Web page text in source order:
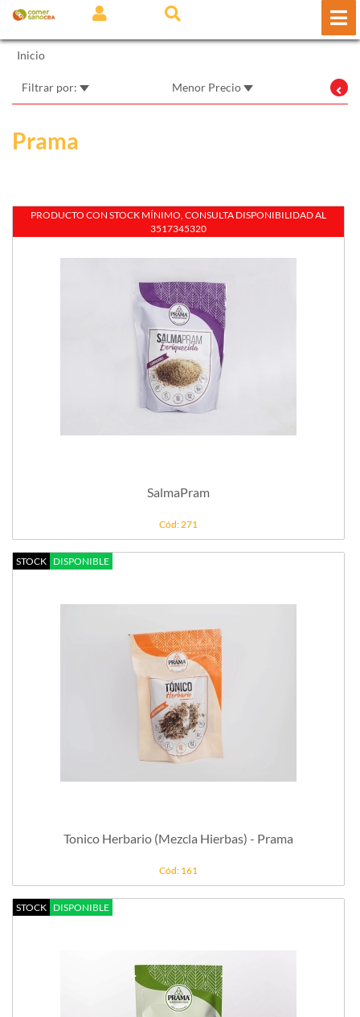
Inicio
Filtrar por: Menor Precio
Prama
STOCK
PRODUCTO CON STOCK MÍNIMO, CONSULTA DISPONIBILIDAD AL
3517345320
SalmaPram
Cód: 271
STOCK DISPONIBLE
Tonico Herbario (Mezcla Hierbas) - Prama
Cód: 161
STOCK DISPONIBLE